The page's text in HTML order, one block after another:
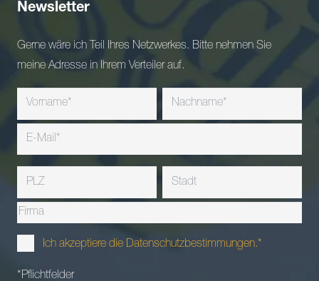
Newsletter
Gerne wäre ich Teil Ihres Netzwerkes. Bitte nehmen Sie
meine Adresse in Ihrem Verteiler auf.
Ich akzeptiere die Datenschutzbestimmungen.*
*Pflichtfelder